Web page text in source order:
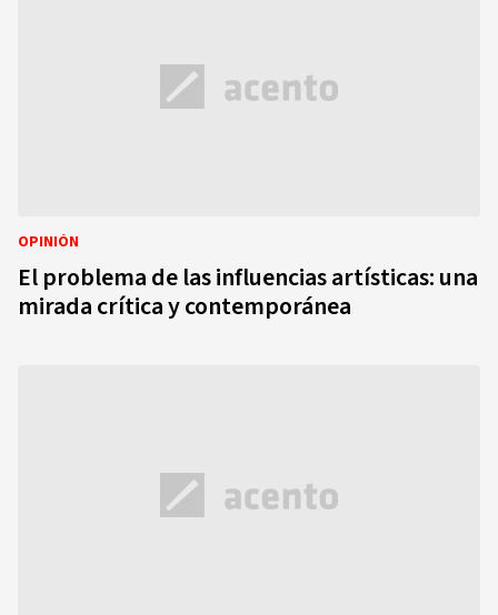
OPINIÓN
El problema de las influencias artísticas: una
mirada crítica y contemporánea